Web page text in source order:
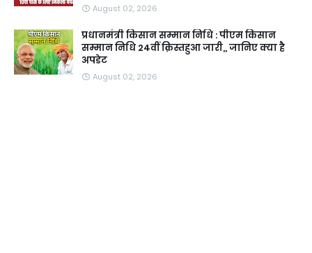
August 02, 2026
प्रधानमंत्री किसान सम्मान निधि : पीएम किसान
सम्मान निधि 24वीं क़िस्तहुआ जारी,, जानिए क्या है
अपडेट
August 02, 2026